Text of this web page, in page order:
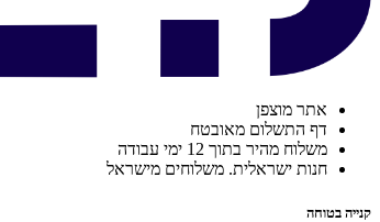
אתר מוצפן
דף התשלום מאובטח
משלוח מהיר בתוך 12 ימי עבודה
חנות ישראלית. משלוחים מישראל
קנייה בטוחה